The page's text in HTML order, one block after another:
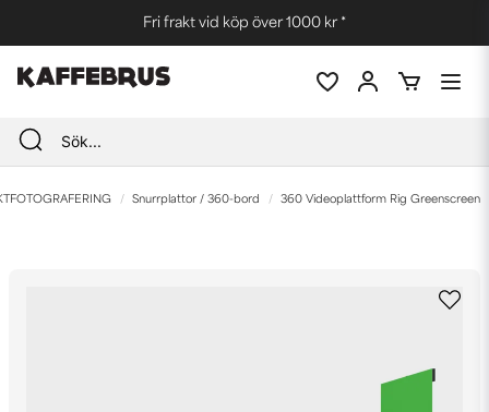
Fri frakt vid köp över 1000 kr *
Snurrplattor / 360-bord 360 Videoplattform Rig Greenscreen